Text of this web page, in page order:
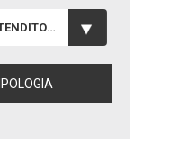
ANCORAGGIO CON TENDITORE 50MM/5T - LC=2500DAN